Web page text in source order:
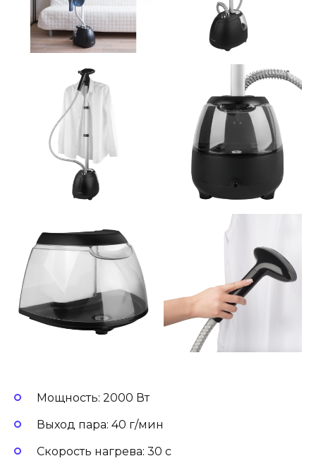
Мощность: 2000 Вт
Выход пара: 40 г/мин
Скорость нагрева: 30 с